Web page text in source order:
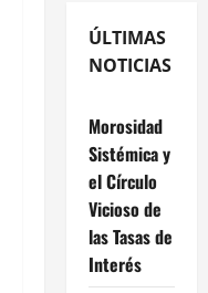
ÚLTIMAS
NOTICIAS
Morosidad
Sistémica y
el Círculo
Vicioso de
las Tasas de
Interés